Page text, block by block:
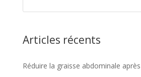
Articles récents
Réduire la graisse abdominale